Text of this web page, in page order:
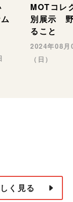
MOTコレ
別展示
ること
2024年08
（日）
く見る